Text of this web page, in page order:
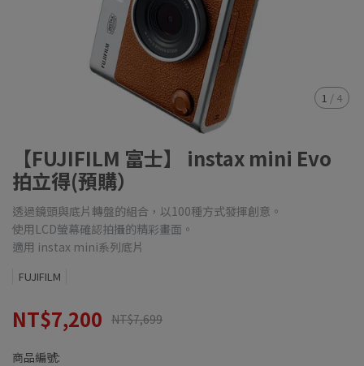
1 / 4
【FUJIFILM 富士】 instax mini Evo
拍立得(預購）
透過鏡頭與底片轉盤的組合，以100種方式發揮創意。
使用LCD螢幕確認拍攝的精彩畫面。
適用 instax mini系列底片
FUJIFILM
NT$7,200 NT$7,699
商品編號: